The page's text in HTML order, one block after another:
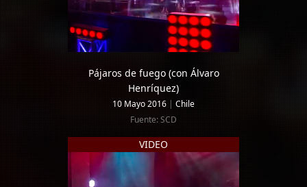
Pájaros de fuego (con Álvaro
Henríquez)
10 Mayo 2016 | Chile
Fuente: SCD
VIDEO